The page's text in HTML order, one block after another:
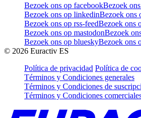
Bezoek ons op facebookBezoek
Bezoek ons op linkedinBezoek ons
Bezoek ons op rss-feedBezoek ons
Bezoek ons op mastodonBezoek
Bezoek ons op blueskyBezoek ons
© 2026 Euractiv ES
Política de privacidad Política de
Términos y Condiciones generales
Términos y Condiciones de
Términos y Condiciones